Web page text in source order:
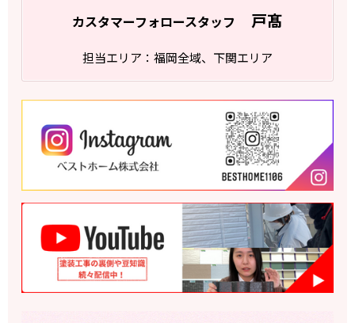
カスタマーフォロースタッフ 戸髙
担当エリア：福岡全域、下関エリア